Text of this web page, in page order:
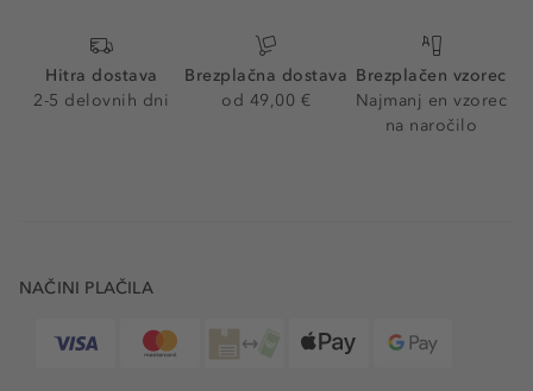
Hitra dostava
2-5 delovnih dni
Brezplačna dostava
od 49,00 €
Brezplačen vzorec
Najmanj en vzorec
na naročilo
NAČINI PLAČILA